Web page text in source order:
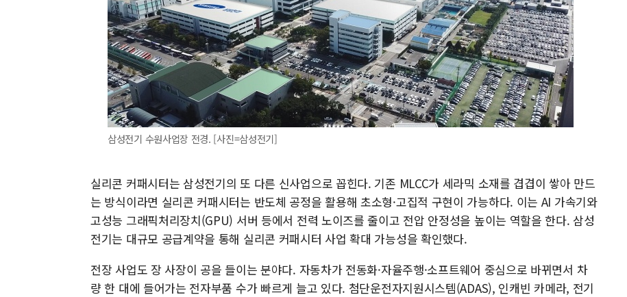
삼성전기 수원사업장 전경. [사진=삼성전기]
실리콘 커패시터는 삼성전기의 또 다른 신사업으로 꼽힌다. 기존 MLCC가 세라믹 소재를 겹겹이 쌓아 만드
는 방식이라면 실리콘 커패시터는 반도체 공정을 활용해 초소형·고집적 구현이 가능하다. 이는 AI 가속기와
고성능 그래픽처리장치(GPU) 서버 등에서 전력 노이즈를 줄이고 전압 안정성을 높이는 역할을 한다. 삼성
전기는 대규모 공급계약을 통해 실리콘 커패시터 사업 확대 가능성을 확인했다.
전장 사업도 장 사장이 공을 들이는 분야다. 자동차가 전동화·자율주행·소프트웨어 중심으로 바뀌면서 차
량 한 대에 들어가는 전자부품 수가 빠르게 늘고 있다. 첨단운전자지원시스템(ADAS), 인캐빈 카메라, 전기